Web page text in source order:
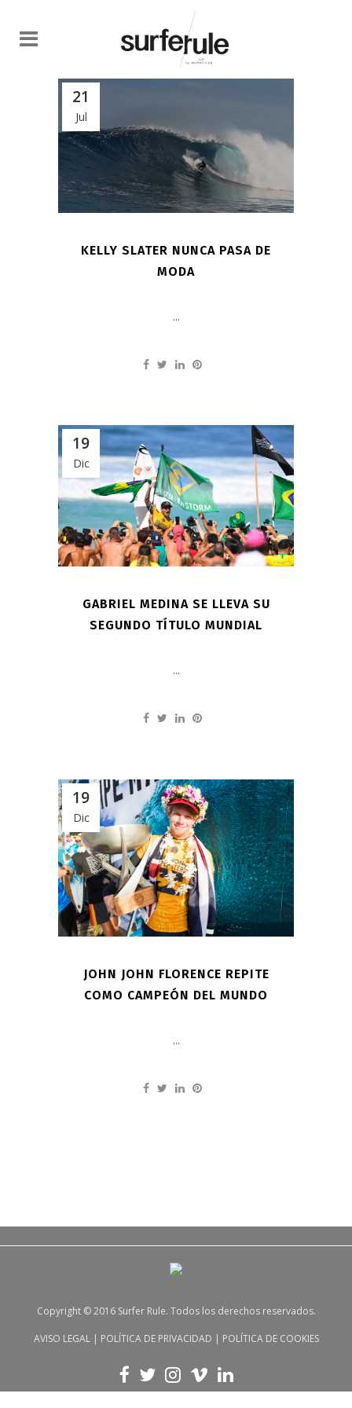
21
Jul
KELLY SLATER NUNCA PASA DE
MODA
...
19
Dic
GABRIEL MEDINA SE LLEVA SU
SEGUNDO TÍTULO MUNDIAL
...
19
Dic
JOHN JOHN FLORENCE REPITE
COMO CAMPEÓN DEL MUNDO
...
Copyright © 2016 Surfer Rule. Todos los derechos reservados.
AVISO LEGAL| POLÍTICA DE PRIVACIDAD POLÍTICA DE COOKIES